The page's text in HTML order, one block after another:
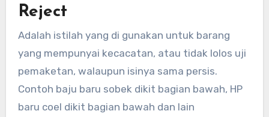
Reject
Adalah istilah yang di gunakan untuk barang
yang mempunyai kecacatan, atau tidak lolos uji
pemaketan, walaupun isinya sama persis.
Contoh baju baru sobek dikit bagian bawah, HP
baru coel dikit bagian bawah dan lain